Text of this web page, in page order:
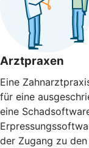
Arztpraxen
Eine
für eine
eine
der Zugang zu